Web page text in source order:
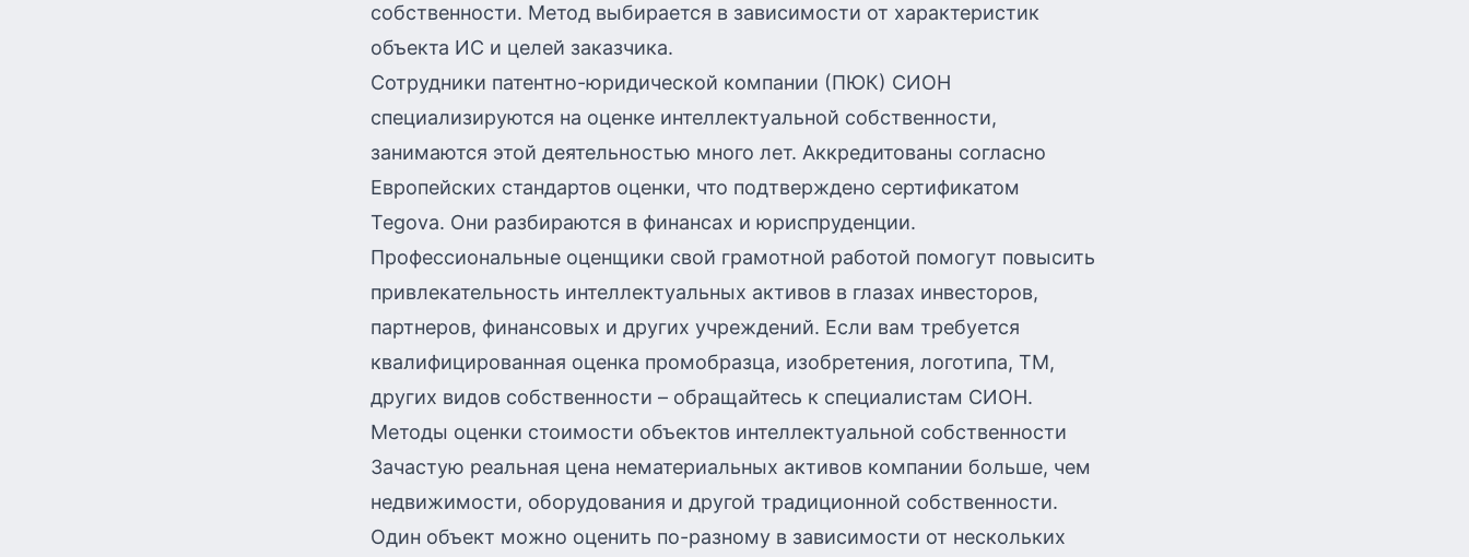
собственности. Метод выбирается в зависимости от характеристик
объекта ИС и целей заказчика.
Сотрудники патентно-юридической компании (ПЮК) СИОН
специализируются на оценке интеллектуальной собственности,
занимаются этой деятельностью много лет. Аккредитованы согласно
Европейских стандартов оценки, что подтверждено сертификатом
Tegova. Они разбираются в финансах и юриспруденции.
Профессиональные оценщики свой грамотной работой помогут повысить
привлекательность интеллектуальных активов в глазах инвесторов,
партнеров, финансовых и других учреждений. Если вам требуется
квалифицированная оценка промобразца, изобретения, логотипа, ТМ,
других видов собственности – обращайтесь к специалистам СИОН.
Методы оценки стоимости объектов интеллектуальной собственности
Зачастую реальная цена нематериальных активов компании больше, чем
недвижимости, оборудования и другой традиционной собственности.
Один объект можно оценить по-разному в зависимости от нескольких